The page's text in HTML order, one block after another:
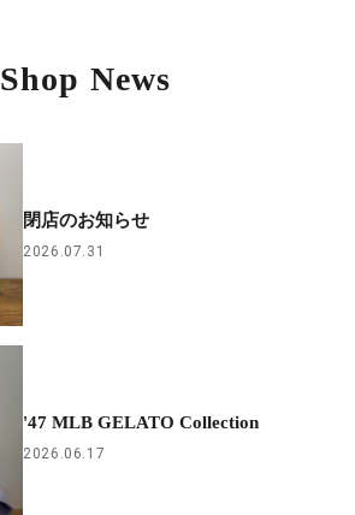
Shop News
閉店のお知らせ
2026.07.31
'47 MLB GELATO Collection
2026.06.17